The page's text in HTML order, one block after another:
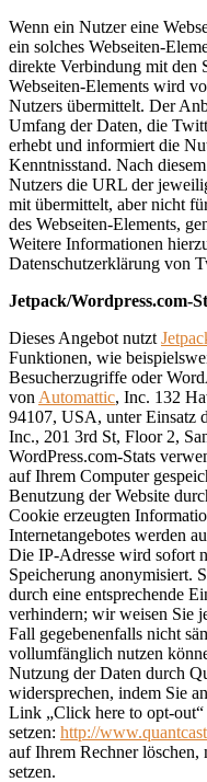
Wenn ein Nutzer eine
ein solches Webseiten-
direkte Verbindung mit den
Webseiten-Elements wird
Nutzers übermittelt. Der
Umfang der Daten, die
erhebt und informiert die
Kenntnisstand. Nach
Nutzers die URL der
mit übermittelt, aber nicht
des Webseiten-Elements,
Weitere Informationen
Datenschutzerklärung von
Jetpack/Wordpress.com-
Dieses Angebot nutzt
Funktionen, wie
Besucherzugriffe oder
von Automattic, Inc. 132
94107, USA, unter Einsatz
Inc., 201 3rd St, Floor 2,
WordPress.com-Stats
auf Ihrem Computer
Benutzung der Website
Cookie erzeugten
Internetangebotes werden
Die IP-Adresse wird sofort
Speicherung anonymisiert.
durch eine entsprechende
verhindern; wir weisen Sie
Fall gegebenenfalls nicht
vollumfänglich nutzen
Nutzung der Daten durch
widersprechen, indem Sie
Link „Click here to opt-
setzen: http://
auf Ihrem Rechner löschen,
setzen.